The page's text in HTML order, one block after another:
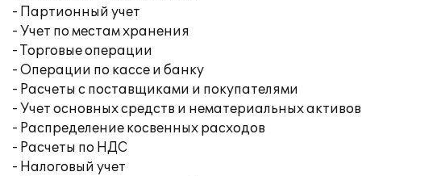
- Партионный учет
- Учет по местам хранения
- Торговые операции
- Операции по кассе и банку
- Расчеты с поставщиками и покупателями
- Учет основных средств и нематериальных активов
- Распределение косвенных расходов
- Расчеты по НДС
- Налоговый учет